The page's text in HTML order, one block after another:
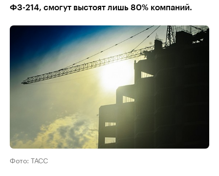
ФЗ-214, смогут выстоят лишь 80% компаний.
Фото: ТАСС